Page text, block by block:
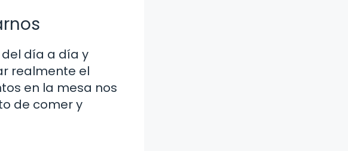
día a día y
realmente el
en la mesa nos
de comer y